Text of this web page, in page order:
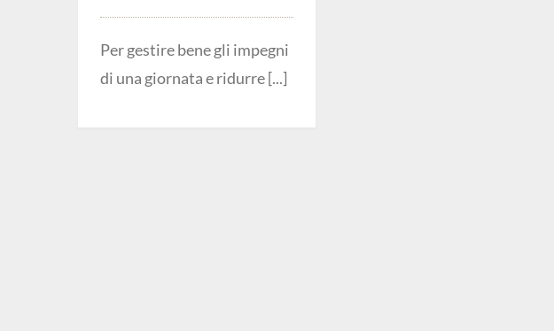
Per gestire bene gli impegni
di una giornata e ridurre [...]